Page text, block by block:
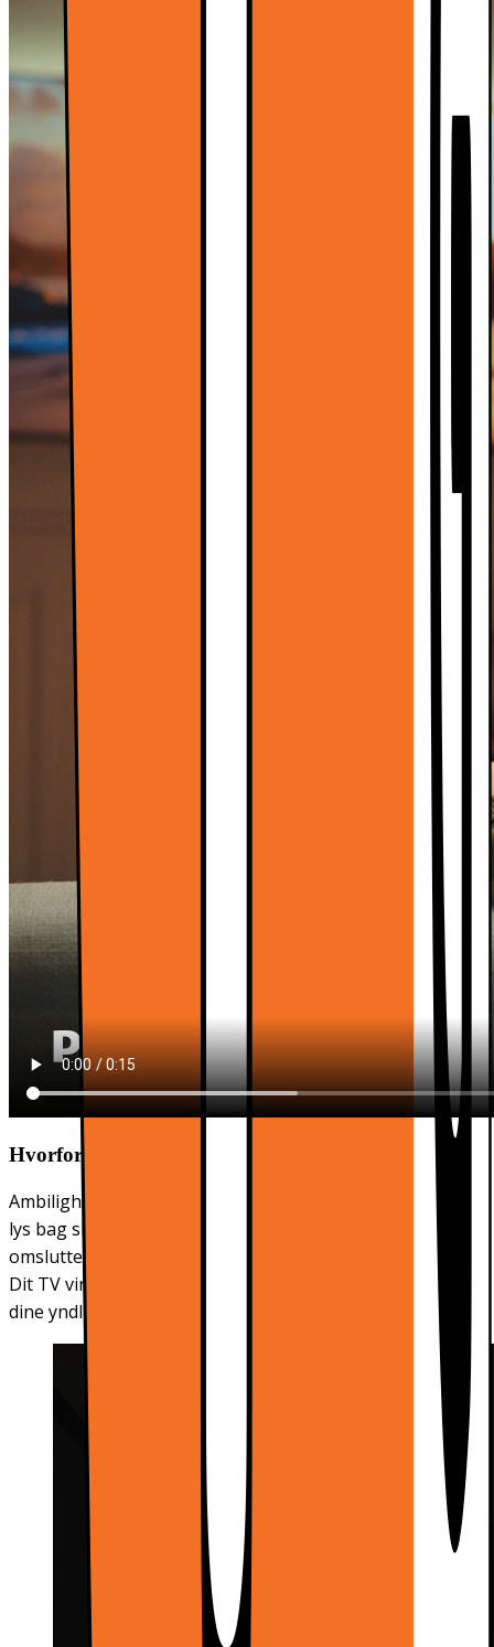
Hvorfor vælge et Ambilight-TV?
Ambilight-
LED-
lys bag skærmen, der reagerer på det, du ser, og som
omslutter dig i en glorie af farverigt lys. Det ændrer alt:
Dit TV virker større, og du vil blive trukket dybere ind i
dine yndlingsprogrammer, -film og -spil.